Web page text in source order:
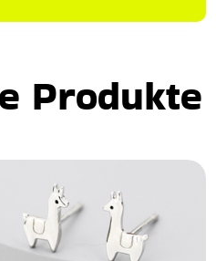
Produkte